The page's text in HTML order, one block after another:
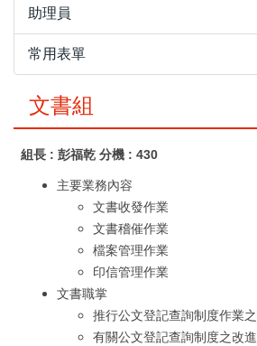
助理員
常用表單
文書組
組長 : 彭福乾 分機 : 430
主要業務內容
文書收發作業
文書稽催作業
檔案管理作業
印信管理作業
文書職掌
推行公文登記查詢制度作業之
有關公文登記查詢制度之改進